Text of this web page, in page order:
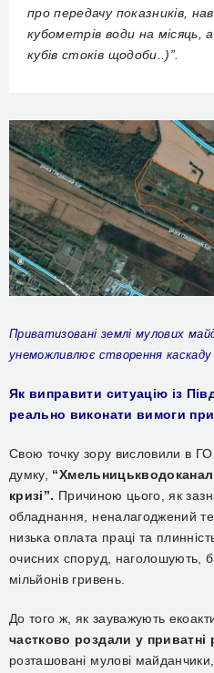
про передачу показників,
кубометрів води на
кубів стоків щодоби..)”.
Приватизовані землі мулових
унеможливлює створення каскаду
Як виправити ситуацію із
реально виконати вимоги
Свою точку зору висловили в
думку,
кризі”. Причиною цього, як
обладнання, неналагоджений
низька оплата праці та
очисних споруд, наголошують,
мільйонів гривень.
До того ж, як зауважують
частково роздали у приватні
розташовані мулові